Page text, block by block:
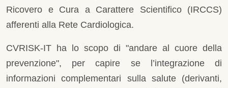
Ricovero e Cura a Carattere Scientifico (IRCCS)
afferenti alla Rete Cardiologica.
CVRISK-IT ha lo scopo di "andare al cuore della
prevenzione", per capire se l’integrazione di
informazioni complementari sulla salute (derivanti,